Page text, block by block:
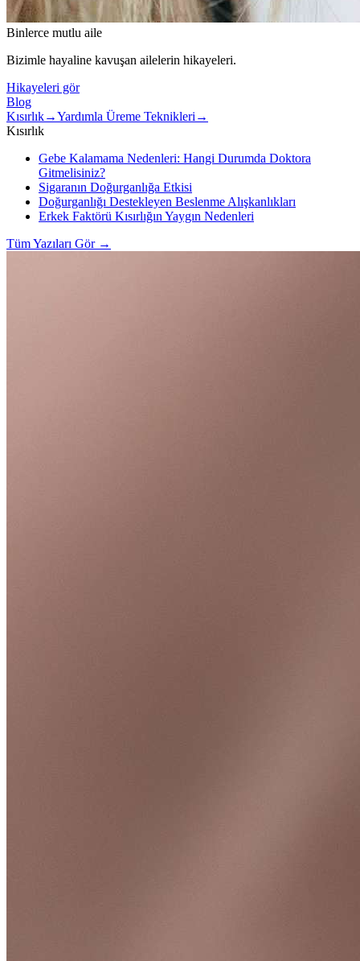
Binlerce mutlu aile
Bizimle hayaline kavuşan ailelerin hikayeleri.
Hikayeleri gör
Blog
Kısırlık→Yardımla Üreme Teknikleri →
Kısırlık
Gebe Kalamama Nedenleri: Hangi Durumda Doktora
Gitmelisiniz?
Sigaranın Doğurganlığa Etkisi
Doğurganlığı Destekleyen Beslenme Alışkanlıkları
Erkek Faktörü Kısırlığın Yaygın Nedenleri
Tüm Yazıları Gör →